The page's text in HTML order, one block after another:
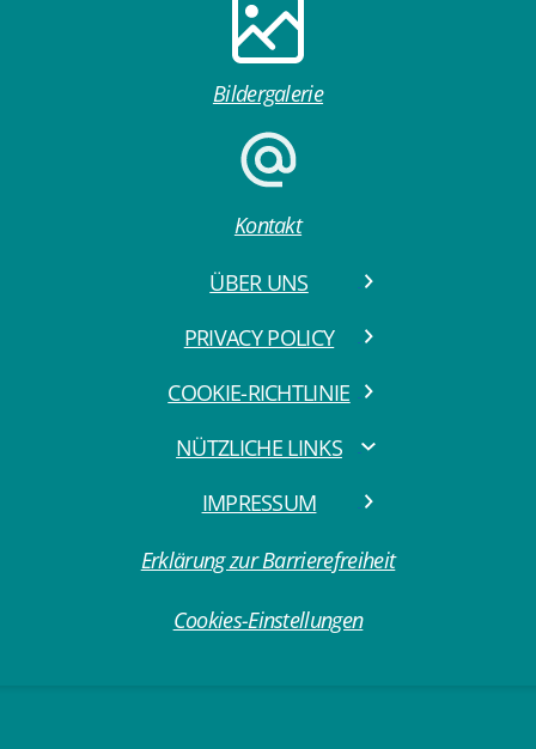
Bildergalerie
Kontakt
ÜBER UNS
PRIVACY POLICY
COOKIE-RICHTLINIE
NÜTZLICHE LINKS
IMPRESSUM
Erklärung zur Barrierefreiheit
Cookies-Einstellungen